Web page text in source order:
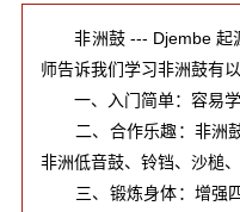
非洲鼓 --- Djembe 起
师告诉我们学习非洲鼓有以
一、入门简单：容易学
二、合作乐趣：非洲鼓
非洲低音鼓、铃铛、沙槌、
三、锻炼身体：增强四